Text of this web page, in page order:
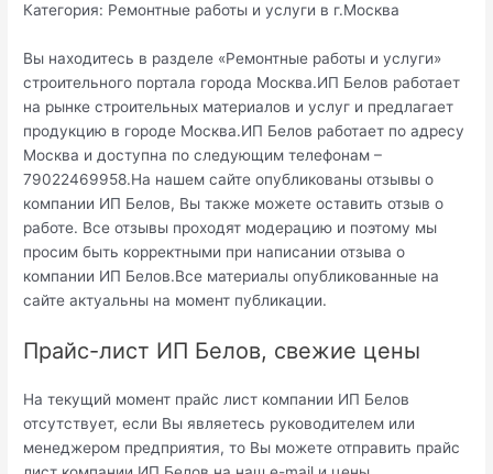
Категория: Ремонтные работы и услуги в г.Москва
Вы находитесь в разделе «Ремонтные работы и услуги»
строительного портала города Москва.ИП Белов работает
на рынке строительных материалов и услуг и предлагает
продукцию в городе Москва.ИП Белов работает по адресу
Москва и доступна по следующим телефонам –
79022469958.На нашем сайте опубликованы отзывы о
компании ИП Белов, Вы также можете оставить отзыв о
работе. Все отзывы проходят модерацию и поэтому мы
просим быть корректными при написании отзыва о
компании ИП Белов.Все материалы опубликованные на
сайте актуальны на момент публикации.
Прайс-лист ИП Белов, свежие цены
На текущий момент прайс лист компании ИП Белов
отсутствует, если Вы являетесь руководителем или
менеджером предприятия, то Вы можете отправить прайс